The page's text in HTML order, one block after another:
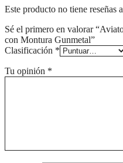
Este producto no tiene reseñas
Sé el primero en valorar
con Montura Gunmetal”
Clasificación *
Tu opinión *